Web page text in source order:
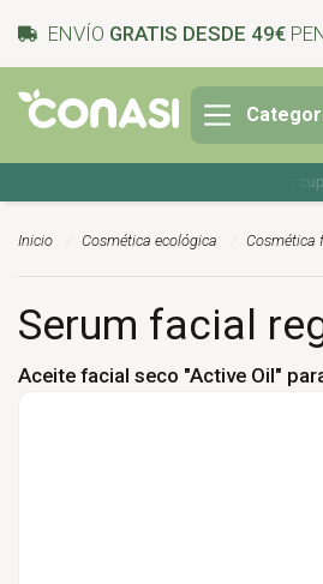
ENVÍO GRATIS DESDE 49€
Ahorra en tu compra con los
Inicio Cosmética ecológica Cosmética
Serum facial
Aceite facial seco "Active Oil"